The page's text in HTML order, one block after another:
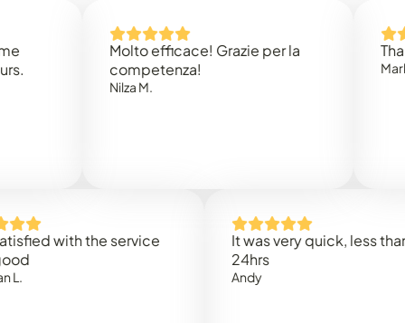
Molto efficace! Grazie per la
competenza!
Nilza M.
Thank
Mark N.
with the service
It was very quick, less than
24hrs